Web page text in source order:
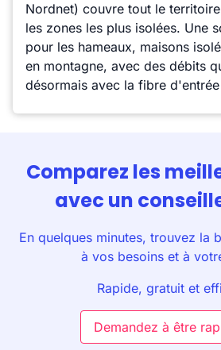
Nordnet) couvre tout le
les zones les plus isolées. Une
pour les hameaux, maisons
en montagne, avec des débits
désormais avec la fibre
Comparez les
avec un
En quelques minutes, trouvez la
à vos besoins et à
Rapide, gratuit et
Demandez à être